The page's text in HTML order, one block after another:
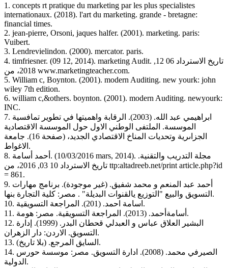
1. concepts rt pratique du marketing par les plus specialistes
internationaux. (2018). l'art du marketing. grande - bretagne:
financial times.
2. jean-pierre, Orsoni, jaques halfer. (2001). marketing. paris:
Vuibert.
3. Lendrevielindon. (2000). mercator. paris.
4. timfriesner. (09 12, 2014). marketing Audit. تاريخ الاسترداد 06 12,
2018، من www.marketingteacher.com.
5. William c, Boynton. (2001). modern Auditing. new yourk: john
wiley 7th edition.
6. william c,&others. boynton. (2001). modern Auditing. newyourk:
INC.
7. ابراهيمي عبد الله. (2003). الرقابة واهميتها في تطوير تمافسية
الموسسة. الملتفى الوطني الاول حول الموسسة الاقتصادية
الجزاىرية وتحديات المناخ الاقتصادي الجديد، (صفحة 16). جامعة
الاغواط.
8. أحمد أسامة. (10/03/2016 mars, 2014). مجلة التدريب والتقنية.
تاريخ الاسترداد 10 03, 2016، من ttp:altadreeb.net/print article.php?id
= 861.
9. أحمد عبد المنعم و محمد شفيق. (غير موجودة). برنامج مهارات
التسويق والبيع "التوزيع يالقنوات البديلة" . مصر: كلية التجارة بنها.
10. اسامة احمد. (201). المراجعة التسويقية.
11. أسامةأحمد. (2013). المراجعة التسويقية. مصر: هومة.
12. البشير العلاق عباس و العبدلي قحطان البدر. (1999). إدارة
التسويق. الاردن: دار الزهران.
13. السايق المرجع. (بلا تاريخ).
14. الصيرفي محمد. (2008). ادارة التسويق. مصر: موسسة حورس
الدولية.